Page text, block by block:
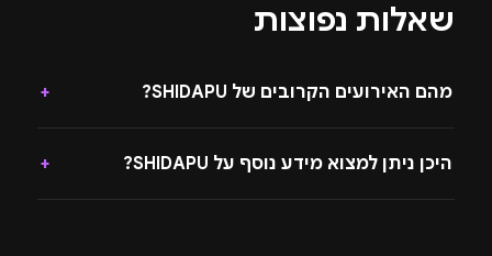
שאלות נפוצות
מהם האירועים הקרובים של SHIDAPU? +
היכן ניתן למצוא מידע נוסף על SHIDAPU? +